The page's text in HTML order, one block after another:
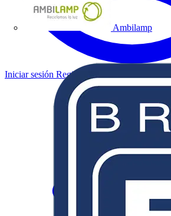
Ambilamp
Iniciar sesión Registrarse